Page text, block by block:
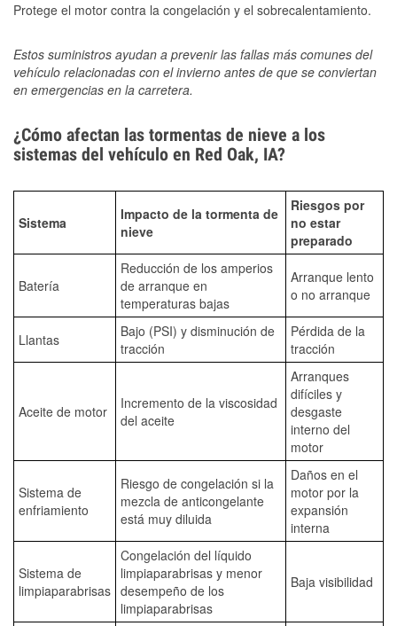
Protege el motor contra la congelación y el sobrecalentamiento.
Estos suministros ayudan a prevenir las fallas más comunes del
vehículo relacionadas con el invierno antes de que se conviertan
en emergencias en la carretera.
¿Cómo afectan las tormentas de nieve a los
sistemas del vehículo en Red Oak, IA?
Sistema
Impacto de la tormenta de
nieve
Riesgos por
no estar
preparado
Batería
Reducción de los amperios
de arranque en
temperaturas bajas
Arranque lento
o no arranque
Llantas
Bajo (PSI) y disminución de
tracción
Pérdida de la
tracción
Aceite de motor
Incremento de la viscosidad
del aceite
Arranques
difíciles y
desgaste
interno del
motor
Sistema de
enfriamiento
Riesgo de congelación si la
mezcla de anticongelante
está muy diluida
Daños en el
motor por la
expansión
interna
Sistema de
limpiaparabrisas
Congelación del líquido
limpiaparabrisas y menor
desempeño de los
limpiaparabrisas
Baja visibilidad